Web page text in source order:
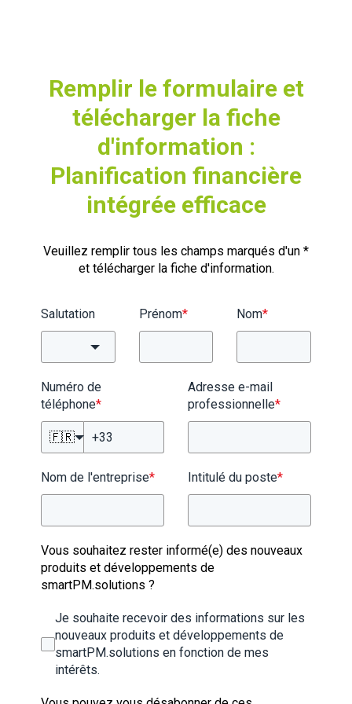
Remplir le formulaire et
télécharger la fiche
d'information :
Planification financière
intégrée efficace
Veuillez remplir tous les champs marqués d'un *
et télécharger la fiche d'information.
Salutation Prénom* Nom*
Numéro de
téléphone*
🇫🇷
Adresse e-mail
professionnelle*
Nom de l'entreprise* Intitulé du poste*
Vous souhaitez rester informé(e) des nouveaux
produits et développements de
smartPM.solutions ?
Je souhaite recevoir des informations sur les
nouveaux produits et développements de
smartPM.solutions en fonction de mes
intérêts.